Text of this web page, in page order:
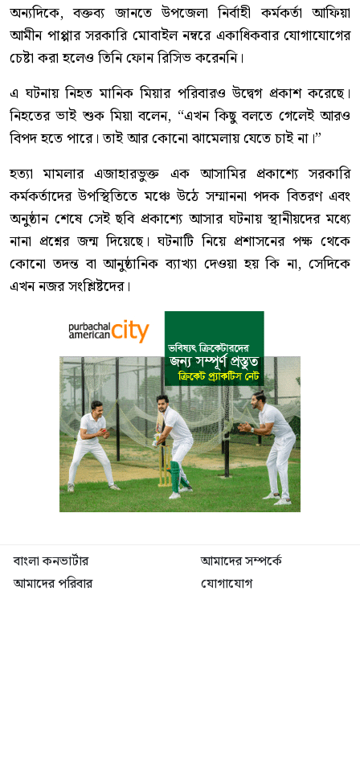
অন্যদিকে, বক্তব্য জানতে উপজেলা নির্বাহী কর্মকর্তা আফিয়া
আমীন পাপ্পার সরকারি মোবাইল নম্বরে একাধিকবার যোগাযোগের
চেষ্টা করা হলেও তিনি ফোন রিসিভ করেননি।
এ ঘটনায় নিহত মানিক মিয়ার পরিবারও উদ্বেগ প্রকাশ করেছে।
নিহতের ভাই শুক মিয়া বলেন, “এখন কিছু বলতে গেলেই আরও
বিপদ হতে পারে। তাই আর কোনো ঝামেলায় যেতে চাই না।”
হত্যা মামলার এজাহারভুক্ত এক আসামির প্রকাশ্যে সরকারি
কর্মকর্তাদের উপস্থিতিতে মঞ্চে উঠে সম্মাননা পদক বিতরণ এবং
অনুষ্ঠান শেষে সেই ছবি প্রকাশ্যে আসার ঘটনায় স্থানীয়দের মধ্যে
নানা প্রশ্নের জন্ম দিয়েছে। ঘটনাটি নিয়ে প্রশাসনের পক্ষ থেকে
কোনো তদন্ত বা আনুষ্ঠানিক ব্যাখ্যা দেওয়া হয় কি না, সেদিকে
এখন নজর সংশ্লিষ্টদের।
বাংলা কনভার্টার
আমাদের সম্পর্কে
আমাদের পরিবার
যোগাযোগ